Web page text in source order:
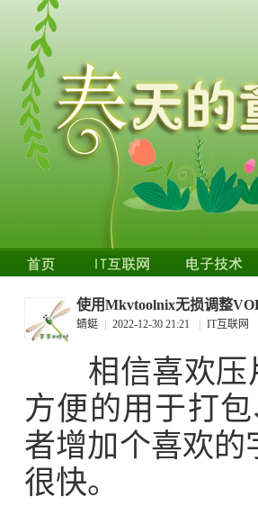
使用Mkvtoolnix无损调整
蜻蜓 2022-12-30 21:21 IT互联网
相信喜欢压片
方便的用于打
者增加个喜欢
很快。